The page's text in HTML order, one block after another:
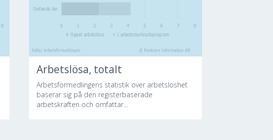
Arbetslösa, totalt
Arbetsförmedlingens statistik över arbetslöshet
baserar sig på den registerbaserade
arbetskraften och omfattar...